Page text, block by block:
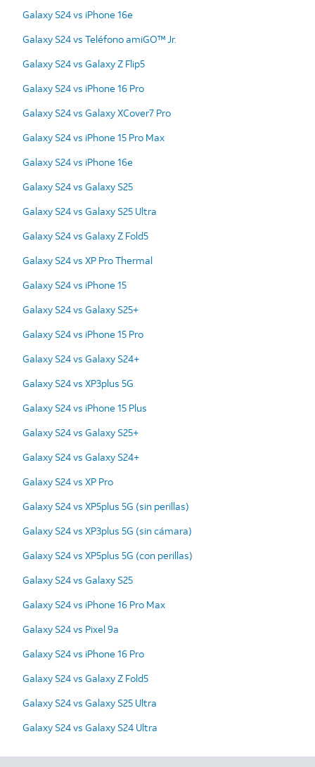
Galaxy S24 vs iPhone 16e
Galaxy S24 vs Teléfono amiGO™ Jr.
Galaxy S24 vs Galaxy Z Flip5
Galaxy S24 vs iPhone 16 Pro
Galaxy S24 vs Galaxy XCover7 Pro
Galaxy S24 vs iPhone 15 Pro Max
Galaxy S24 vs iPhone 16e
Galaxy S24 vs Galaxy S25
Galaxy S24 vs Galaxy S25 Ultra
Galaxy S24 vs Galaxy Z Fold5
Galaxy S24 vs XP Pro Thermal
Galaxy S24 vs iPhone 15
Galaxy S24 vs Galaxy S25+
Galaxy S24 vs iPhone 15 Pro
Galaxy S24 vs Galaxy S24+
Galaxy S24 vs XP3plus 5G
Galaxy S24 vs iPhone 15 Plus
Galaxy S24 vs Galaxy S25+
Galaxy S24 vs Galaxy S24+
Galaxy S24 vs XP Pro
Galaxy S24 vs XP5plus 5G (sin perillas)
Galaxy S24 vs XP3plus 5G (sin cámara)
Galaxy S24 vs XP5plus 5G (con perillas)
Galaxy S24 vs Galaxy S25
Galaxy S24 vs iPhone 16 Pro Max
Galaxy S24 vs Pixel 9a
Galaxy S24 vs iPhone 16 Pro
Galaxy S24 vs Galaxy Z Fold5
Galaxy S24 vs Galaxy S25 Ultra
Galaxy S24 vs Galaxy S24 Ultra